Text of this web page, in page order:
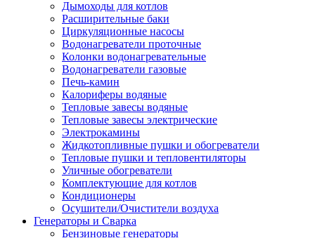
Дымоходы для котлов
Расширительные баки
Циркуляционные насосы
Водонагреватели проточные
Колонки водонагревательные
Водонагреватели газовые
Печь-камин
Калориферы водяные
Тепловые завесы водяные
Тепловые завесы электрические
Электрокамины
Жидкотопливные пушки и обогреватели
Тепловые пушки и тепловентиляторы
Уличные обогреватели
Комплектующие для котлов
Кондиционеры
Осушители/Очистители воздуха
Генераторы и Сварка
Бензиновые генераторы